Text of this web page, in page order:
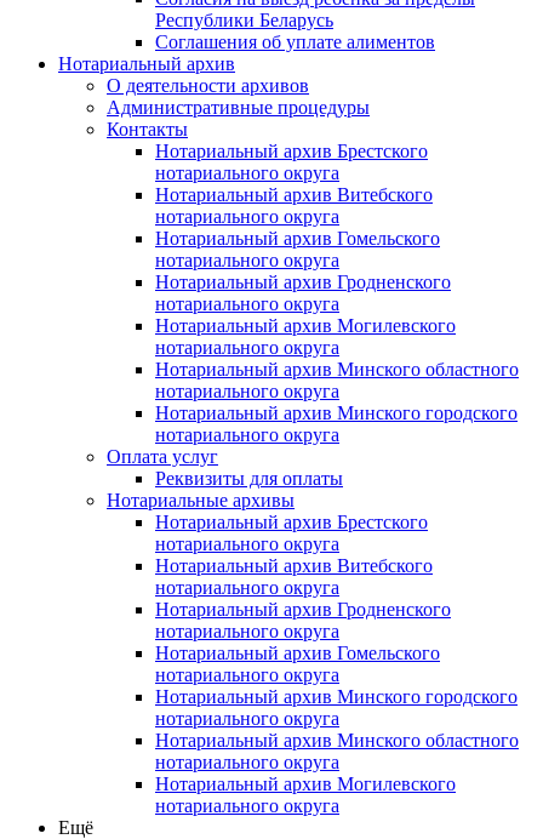
Республики Беларусь
Соглашения об уплате алиментов
Нотариальный архив
О деятельности архивов
Административные процедуры
Контакты
Нотариальный архив Брестского
нотариального округа
Нотариальный архив Витебского
нотариального округа
Нотариальный архив Гомельского
нотариального округа
Нотариальный архив Гродненского
нотариального округа
Нотариальный архив Могилевского
нотариального округа
Нотариальный архив Минского областного
нотариального округа
Нотариальный архив Минского городского
нотариального округа
Оплата услуг
Реквизиты для оплаты
Нотариальные архивы
Нотариальный архив Брестского
нотариального округа
Нотариальный архив Витебского
нотариального округа
Нотариальный архив Гродненского
нотариального округа
Нотариальный архив Гомельского
нотариального округа
Нотариальный архив Минского городского
нотариального округа
Нотариальный архив Минского областного
нотариального округа
Нотариальный архив Могилевского
нотариального округа
Ещё